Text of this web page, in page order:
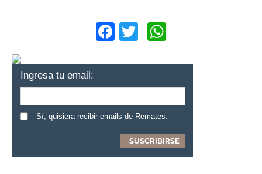
Facebook
Twitter
Ingresa tu email:
Sí, quisiera recibir emails de Remates.